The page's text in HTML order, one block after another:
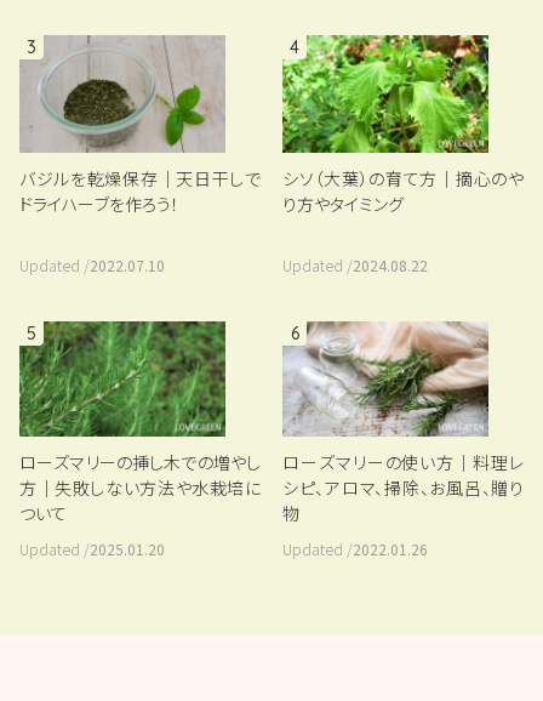
3
バジルを乾燥保存｜天日干しで
ドライハーブを作ろう！
Updated /2022.07.10
4
シソ（大葉）の育て方｜摘心のや
り方やタイミング
Updated /2024.08.22
5
ローズマリーの挿し木での増やし
方｜失敗しない方法や水栽培に
ついて
Updated /2025.01.20
6
ローズマリーの使い方｜料理レ
シピ、アロマ、掃除、お風呂、贈り
物
Updated /2022.01.26